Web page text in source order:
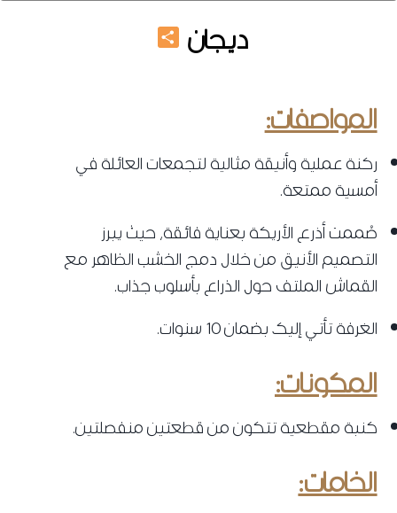
ديجان Share
المواصفات:
ركنة عملية وأنيقة مثالية لتجمعات العائلة في
أمسية ممتعة.
صُممت أذرع الأريكة بعناية فائقة، حيث يبرز
التصميم الأنيق من خلال دمج الخشب الظاهر مع
القماش الملتف حول الذراع بأسلوب جذاب.
الغرفة تأتي إليك بضمان 10 سنوات.
المكونات:
كنبة مقطعية تتكون من قطعتين منفصلتين.
الخامات: